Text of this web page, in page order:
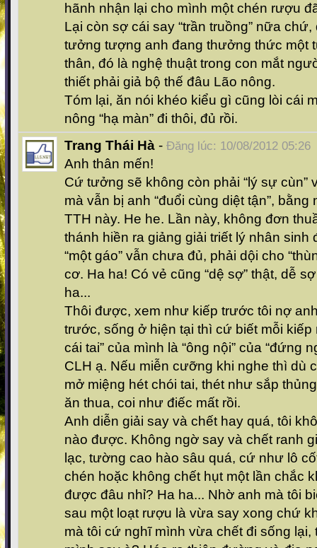
hãnh nhận lại cho mình một chén rượu
Lại còn sợ cái say “trần truồng” nữa
tưởng tượng anh đang thưởng thức một
thân, đó là nghệ thuật trong con mắt
thiết phải giả bộ thế đâu Lão nông.
Tóm lại, ăn nói khéo kiểu gì cũng lòi cái
nông “hạ màn” đi thôi, đủ rồi.
Trang Thái Hà - Đăng lúc: 10/08/2012 05:26
Anh thân mến!
Cứ tưởng sẽ không còn phải “lý sự cùn”
mà vẫn bị anh “đuổi cùng diệt tận”,
TTH này. He he. Lần này, không đơn
thánh hiền ra giảng giải triết lý nhân sinh
“một gáo” vẫn chưa đủ, phải dội cho
cơ. Ha ha! Có vẻ cũng “dệ sợ” thật, dễ
ha...
Thôi được, xem như kiếp trước tôi nợ
trước, sống ở hiện tại thì cứ biết mỗi kiếp
cái tai” của mình là “ông nội” của “đứng
CLH ạ. Nếu miễn cưỡng khi nghe thì dù
mở miệng hét chói tai, thét như sắp
ăn thua, coi như điếc mất rồi.
Anh diễn giải say và chết hay quá, tôi
nào được. Không ngờ say và chết ranh
lạc, tường cao hào sâu quá, cứ như lô
chén hoặc không chết hụt một lần chắc
được đâu nhỉ? Ha ha... Nhờ anh mà tôi
sau một loạt rượu là vừa say xong chứ
mà tôi cứ nghĩ mình vừa chết đi sống lại,